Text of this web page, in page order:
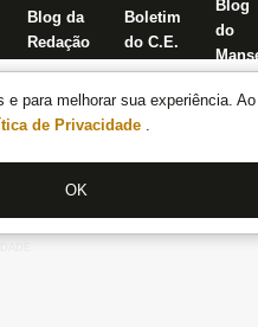
e para melhorar sua experiência.
de Privacidade .
OK
Blog da
Redação
Boletim
do C.E.
Blog
do